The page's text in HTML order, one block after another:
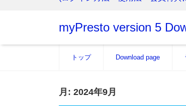
myPresto version 5
トップ Download page
月: 2024年9月